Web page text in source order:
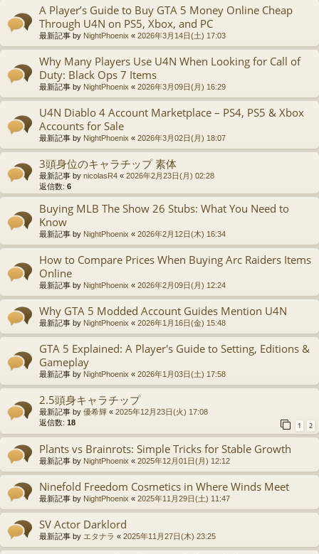
A Player’s Guide to Buy GTA 5 Money Online Cheap
Through U4N on PS5, Xbox, and PC
最新記事 by NightPhoenix « 2026年3月14日(土) 17:03
Why Many Players Use U4N When Looking for Call of
Duty: Black Ops 7 Items
最新記事 by NightPhoenix « 2026年3月09日(月) 16:29
U4N Diablo 4 Account Marketplace – PS4, PS5 & Xbox
Accounts for Sale
最新記事 by NightPhoenix « 2026年3月02日(月) 18:07
3頭身位のキャラチップ 素体
最新記事 by nicolasR4 « 2026年2月23日(月) 02:28
返信数: 6
Buying MLB The Show 26 Stubs: What You Need to
Know
最新記事 by NightPhoenix « 2026年2月12日(木) 16:34
How to Compare Prices When Buying Arc Raiders Items
Online
最新記事 by NightPhoenix « 2026年2月09日(月) 12:24
Why GTA 5 Modded Account Guides Mention U4N
最新記事 by NightPhoenix « 2026年1月16日(金) 15:48
GTA 5 Explained: A Player's Guide to Setting, Editions &
Gameplay
最新記事 by NightPhoenix « 2026年1月03日(土) 17:58
2.5頭身キャラチップ
最新記事 by 優希輝 « 2025年12月23日(火) 17:08
返信数: 18 1 2
Plants vs Brainrots: Simple Tricks for Stable Growth
最新記事 by NightPhoenix « 2025年12月01日(月) 12:12
Ninefold Freedom Cosmetics in Where Winds Meet
最新記事 by NightPhoenix « 2025年11月29日(土) 11:47
SV Actor Darklord
最新記事 by エタナラ « 2025年11月27日(木) 23:25